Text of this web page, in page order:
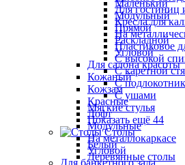
Для гостиниц
Кресла для
На
Пластиковое
С высокой
С каретной
С
С ушами
Мягкие стулья
Показать ещё 44
Столы
Белый
Деревянные столы
Маленький
Модульный
Прямой
Раскладной
Угловой
Для салона красоты
Кожаный
Кожзам
Красные
Лофт
Модульные
На металлокаркасе
Угловой
Для банкетного зала